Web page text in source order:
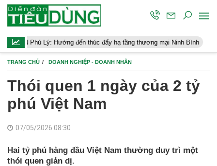
Hướng đến thúc đẩy hạ tầng thương mại Ninh Bình Điều hành
TRANG CHỦ DOANH NGHIỆP - DOANH NHÂN
Thói quen 1 ngày của 2 tỷ
phú Việt Nam
07/05/2026 08:30
Hai tỷ phú hàng đầu Việt Nam thường duy trì một
thói quen giản dị.